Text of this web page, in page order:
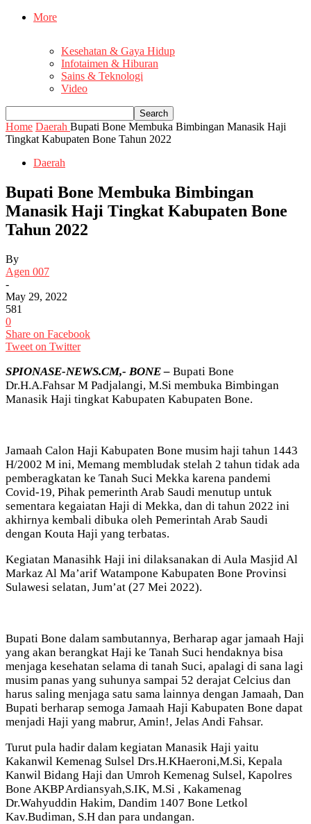
More
Kesehatan & Gaya Hidup
Infotaimen & Hiburan
Sains & Teknologi
Video
Home Daerah Bupati Bone Membuka Bimbingan Manasik Haji
Tingkat Kabupaten Bone Tahun 2022
Daerah
Bupati Bone Membuka Bimbingan
Manasik Haji Tingkat Kabupaten Bone
Tahun 2022
By
Agen 007
-
May 29, 2022
581
0
Share on Facebook
Tweet on Twitter
SPIONASE-NEWS.CM,- BONE – Bupati Bone
Dr.H.A.Fahsar M Padjalangi, M.Si membuka Bimbingan
Manasik Haji tingkat Kabupaten Kabupaten Bone.
Jamaah Calon Haji Kabupaten Bone musim haji tahun 1443
H/2002 M ini, Memang membludak stelah 2 tahun tidak ada
pemberagkatan ke Tanah Suci Mekka karena pandemi
Covid-19, Pihak pemerinth Arab Saudi menutup untuk
sementara kegaiatan Haji di Mekka, dan di tahun 2022 ini
akhirnya kembali dibuka oleh Pemerintah Arab Saudi
dengan Kouta Haji yang terbatas.
Kegiatan Manasihk Haji ini dilaksanakan di Aula Masjid Al
Markaz Al Ma’arif Watampone Kabupaten Bone Provinsi
Sulawesi selatan, Jum’at (27 Mei 2022).
Bupati Bone dalam sambutannya, Berharap agar jamaah Haji
yang akan berangkat Haji ke Tanah Suci hendaknya bisa
menjaga kesehatan selama di tanah Suci, apalagi di sana lagi
musim panas yang suhunya sampai 52 derajat Celcius dan
harus saling menjaga satu sama lainnya dengan Jamaah, Dan
Bupati berharap semoga Jamaah Haji Kabupaten Bone dapat
menjadi Haji yang mabrur, Amin!, Jelas Andi Fahsar.
Turut pula hadir dalam kegiatan Manasik Haji yaitu
Kakanwil Kemenag Sulsel Drs.H.KHaeroni,M.Si, Kepala
Kanwil Bidang Haji dan Umroh Kemenag Sulsel, Kapolres
Bone AKBP Ardiansyah,S.IK, M.Si , Kakamenag
Dr.Wahyuddin Hakim, Dandim 1407 Bone Letkol
Kav.Budiman, S.H dan para undangan.